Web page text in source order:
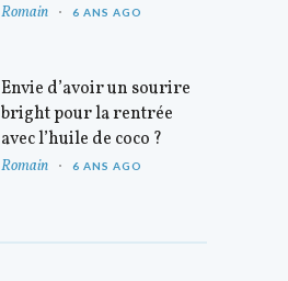
Romain 6 ANS AGO
Envie d’avoir un sourire
bright pour la rentrée
avec l’huile de coco ?
Romain 6 ANS AGO